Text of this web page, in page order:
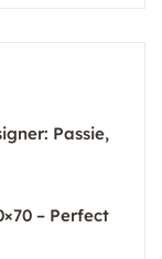
Passie,
– Perfect